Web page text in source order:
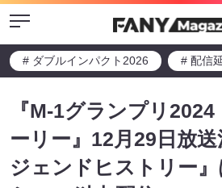
Menu
# ダブルインパクト2026 # 配信
『M-1グランプリ
ーリー』12月29日放
ジェンドヒストリー